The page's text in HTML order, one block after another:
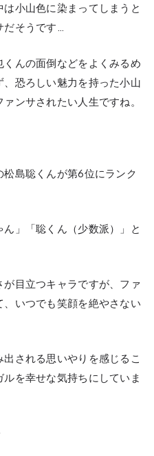
小山色に染まってしまうと
そうです…
んの面倒などをよくみるめ
恐ろしい魅力を持った小山
ンサされたい人生ですね。
島聡くんが第6位にランク
」「聡くん（少数派）」と
目立つキャラですが、ファ
いつでも笑顔を絶やさない
される思いやりを感じるこ
を幸せな気持ちにしていま